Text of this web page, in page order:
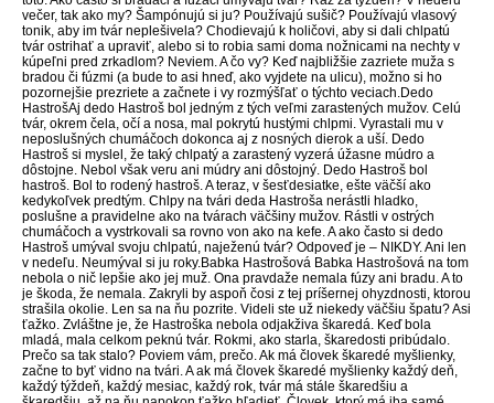
večer, tak ako my? Šampónujú si ju? Používajú sušič? Používajú vlasový
tonik, aby im tvár neplešivela? Chodievajú k holičovi, aby si dali chlpatú
tvár ostrihať a upraviť, alebo si to robia sami doma nožnicami na nechty v
kúpeľni pred zrkadlom? Neviem. A čo vy? Keď najbližšie zazriete muža s
bradou či fúzmi (a bude to asi hneď, ako vyjdete na ulicu), možno si ho
pozornejšie prezriete a začnete i vy rozmýšľať o týchto veciach.Dedo
HastrošAj dedo Hastroš bol jedným z tých veľmi zarastených mužov. Celú
tvár, okrem čela, očí a nosa, mal pokrytú hustými chlpmi. Vyrastali mu v
neposlušných chumáčoch dokonca aj z nosných dierok a uší. Dedo
Hastroš si myslel, že taký chlpatý a zarastený vyzerá úžasne múdro a
dôstojne. Nebol však veru ani múdry ani dôstojný. Dedo Hastroš bol
hastroš. Bol to rodený hastroš. A teraz, v šesťdesiatke, ešte väčší ako
kedykoľvek predtým. Chlpy na tvári deda Hastroša nerástli hladko,
poslušne a pravidelne ako na tvárach väčšiny mužov. Rástli v ostrých
chumáčoch a vystrkovali sa rovno von ako na kefe. A ako často si dedo
Hastroš umýval svoju chlpatú, naježenú tvár? Odpoveď je – NIKDY. Ani len
v nedeľu. Neumýval si ju roky.Babka Hastrošová Babka Hastrošová na tom
nebola o nič lepšie ako jej muž. Ona pravdaže nemala fúzy ani bradu. A to
je škoda, že nemala. Zakryli by aspoň čosi z tej príšernej ohyzdnosti, ktorou
strašila okolie. Len sa na ňu pozrite. Videli ste už niekedy väčšiu špatu? Asi
ťažko. Zvláštne je, že Hastroška nebola odjakživa škaredá. Keď bola
mladá, mala celkom peknú tvár. Rokmi, ako starla, škaredosti pribúdalo.
Prečo sa tak stalo? Poviem vám, prečo. Ak má človek škaredé myšlienky,
začne to byť vidno na tvári. A ak má človek škaredé myšlienky každý deň,
každý týždeň, každý mesiac, každý rok, tvár má stále škaredšiu a